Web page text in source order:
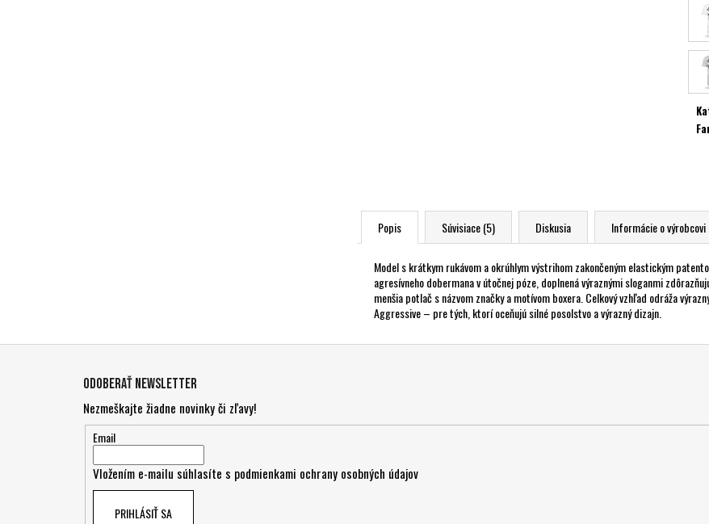
Popis Súvisiace (5) Diskusia Informácie o výrobcovi
Model s krátkym rukávom a okrúhlym výstrihom zakončeným elastickým
agresívneho dobermana v útočnej póze, doplnená výraznými sloganmi
menšia potlač s názvom značky a motívom boxera. Celkový vzhľad odráža
Aggressive – pre tých, ktorí oceňujú silné posolstvo a výrazný dizajn.
Odoberať newsletter
Nezmeškajte žiadne novinky či zľavy!
Email
Vložením e-mailu súhlasíte s podmienkami ochrany osobných údajov
PRIHLÁSIŤ SA